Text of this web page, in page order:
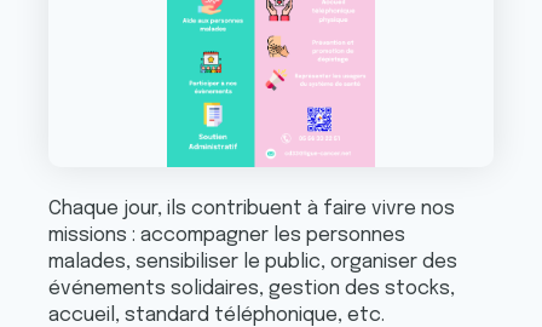
Chaque jour, ils contribuent à faire vivre nos
missions : accompagner les personnes
malades, sensibiliser le public, organiser des
événements solidaires, gestion des stocks,
accueil, standard téléphonique, etc.